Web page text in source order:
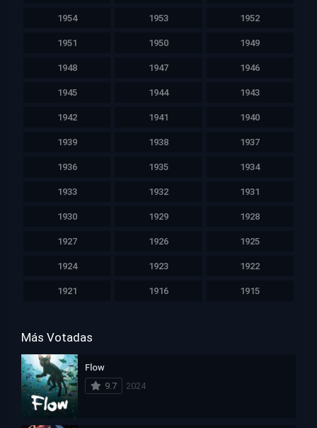
1954 1953 1952
1951 1950 1949
1948 1947 1946
1945 1944 1943
1942 1941 1940
1939 1938 1937
1936 1935 1934
1933 1932 1931
1930 1929 1928
1927 1926 1925
1924 1923 1922
1921 1916 1915
Más Votadas
Flow
9.7
2024